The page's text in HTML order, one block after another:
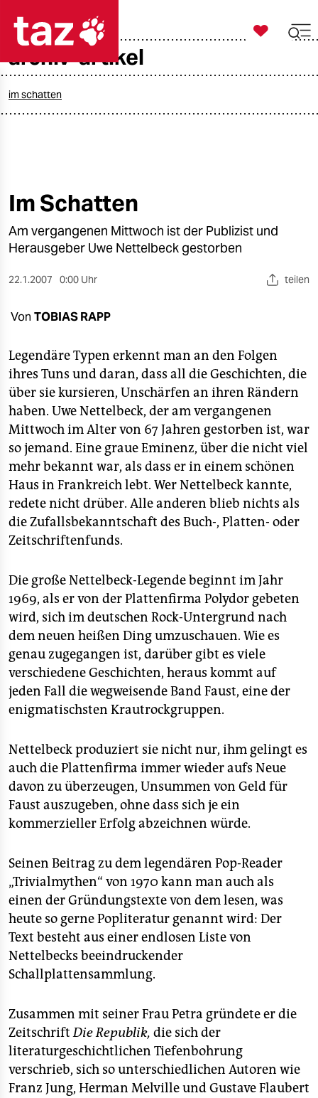
öko
gesellschaft
kultur
sport
berlin
nord
wahrheit
verlag
verlag
veranstaltungen
shop
fragen & hilfe
abo
genossenschaft
epaper login

taz zahl ich
archiv-artikel
im schatten
Im Schatten
Am vergangenen Mittwoch ist der Publizist und
Herausgeber Uwe Nettelbeck gestorben
22.1.2007 0:00 Uhr teilen
Von TOBIAS RAPP
Legendäre Typen erkennt man an den Folgen
ihres Tuns und daran, dass all die Geschichten, die
über sie kursieren, Unschärfen an ihren Rändern
haben. Uwe Nettelbeck, der am vergangenen
Mittwoch im Alter von 67 Jahren gestorben ist, war
so jemand. Eine graue Eminenz, über die nicht viel
mehr bekannt war, als dass er in einem schönen
Haus in Frankreich lebt. Wer Nettelbeck kannte,
redete nicht drüber. Alle anderen blieb nichts als
die Zufallsbekanntschaft des Buch-, Platten- oder
Zeitschriftenfunds.
Die große Nettelbeck-Legende beginnt im Jahr
1969, als er von der Plattenfirma Polydor gebeten
wird, sich im deutschen Rock-Untergrund nach
dem neuen heißen Ding umzuschauen. Wie es
genau zugegangen ist, darüber gibt es viele
verschiedene Geschichten, heraus kommt auf
jeden Fall die wegweisende Band Faust, eine der
enigmatischsten Krautrockgruppen.
Nettelbeck produziert sie nicht nur, ihm gelingt es
auch die Plattenfirma immer wieder aufs Neue
davon zu überzeugen, Unsummen von Geld für
Faust auszugeben, ohne dass sich je ein
kommerzieller Erfolg abzeichnen würde.
Seinen Beitrag zu dem legendären Pop-Reader
„Trivialmythen“ von 1970 kann man auch als
einen der Gründungstexte von dem lesen, was
heute so gerne Popliteratur genannt wird: Der
Text besteht aus einer endlosen Liste von
Nettelbecks beeindruckender
Schallplattensammlung.
Zusammen mit seiner Frau Petra gründete er die
ZeitschriftDie Republik, die sich der
literaturgeschichtlichen Tiefenbohrung
verschrieb, sich so unterschiedlichen Autoren wie
Franz Jung, Herman Melville und Gustave Flaubert